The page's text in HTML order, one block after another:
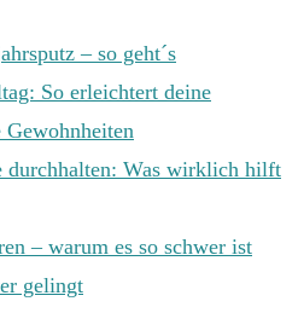
– so geht´s
So erleichtert deine
durchhalten: Was wirklich hilft
– warum es so schwer ist
gelingt